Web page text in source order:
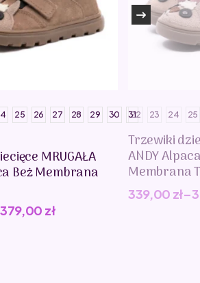
25 26 27 28 29 30
31
MRUGAŁA
Beż Membrana
379,00 zł
22 23 24 25
Trzewiki
ANDY
Membrana
339,00 zł–